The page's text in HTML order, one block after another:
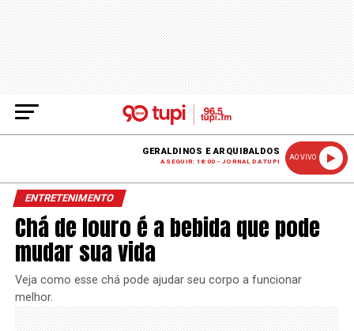
GERALDINOS E ARQUIBALDOS
A SEGUIR: 18:00 - JORNAL DA TUPI
AO VIVO
ENTRETENIMENTO
Chá de louro é a bebida que pode
mudar sua vida
Veja como esse chá pode ajudar seu corpo a funcionar
melhor.